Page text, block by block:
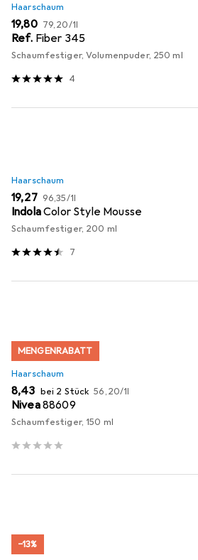
Haarschaum
EUR
19,80 EUR
79,20/1l
Ref. Fiber 345
Schaumfestiger, Volumenpuder, 250 ml
4
Haarschaum
EUR
19,27 EUR
96,35/1l
IndolaColor Style Mousse
Schaumfestiger, 200 ml
7
MENGENRABATT
Haarschaum
EUR
8,43 bei 2 Stück EUR
56,20/1l
Nivea88609
Schaumfestiger, 150 ml
−13%